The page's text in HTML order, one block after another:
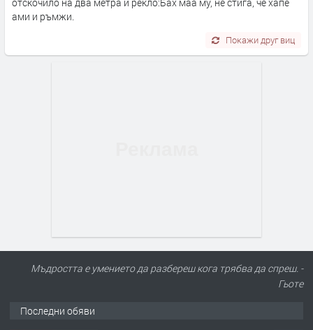
ами и ръмжи.
Покажи друг виц
Мъдростта е умението да разбереш кога трябва да спреш. -
Гьоте
Последни обяви